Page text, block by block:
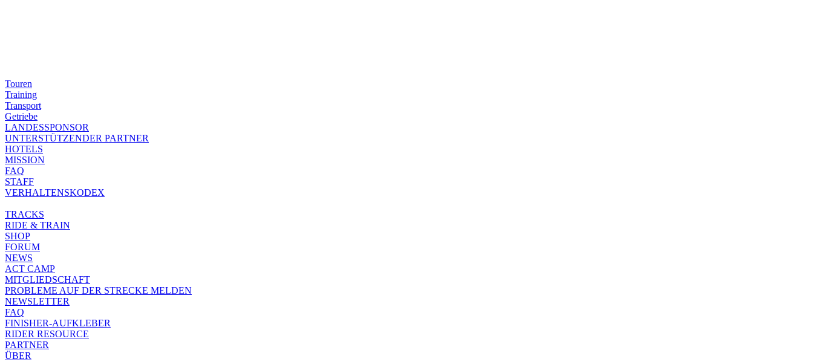
Touren
Training
Transport
Getriebe
LANDESSPONSOR
UNTERSTÜTZENDER PARTNER
HOTELS
MISSION
FAQ
STAFF
VERHALTENSKODEX
TRACKS
RIDE & TRAIN
SHOP
FORUM
NEWS
ACT CAMP
MITGLIEDSCHAFT
PROBLEME AUF DER STRECKE MELDEN
NEWSLETTER
FAQ
FINISHER-AUFKLEBER
RIDER RESOURCE
PARTNER
ÜBER